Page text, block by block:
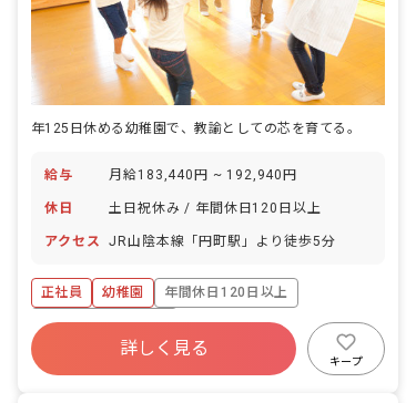
年125日休める幼稚園で、教諭としての芯を育てる。
給与 月給183,440円 ~ 192,940円
休日 土日祝休み / 年間休日120日以上
アクセス JR山陰本線「円町駅」より徒歩5分
正社員 幼稚園
年間休日120日以上
ボーナス・賞与あり
寮・住宅・家賃補助あり
社会保険完備
詳しく見る
キープ